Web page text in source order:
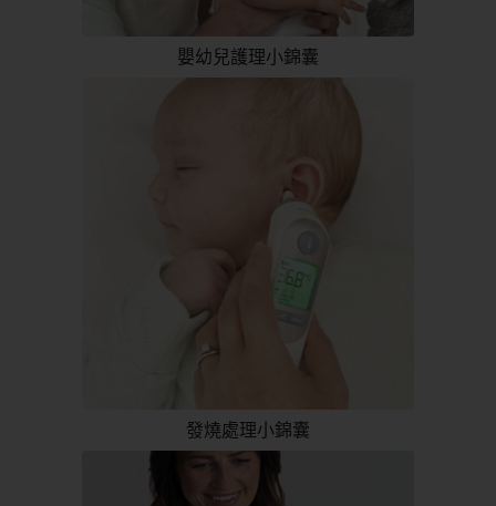
嬰幼兒護理小錦囊
發燒處理小錦囊